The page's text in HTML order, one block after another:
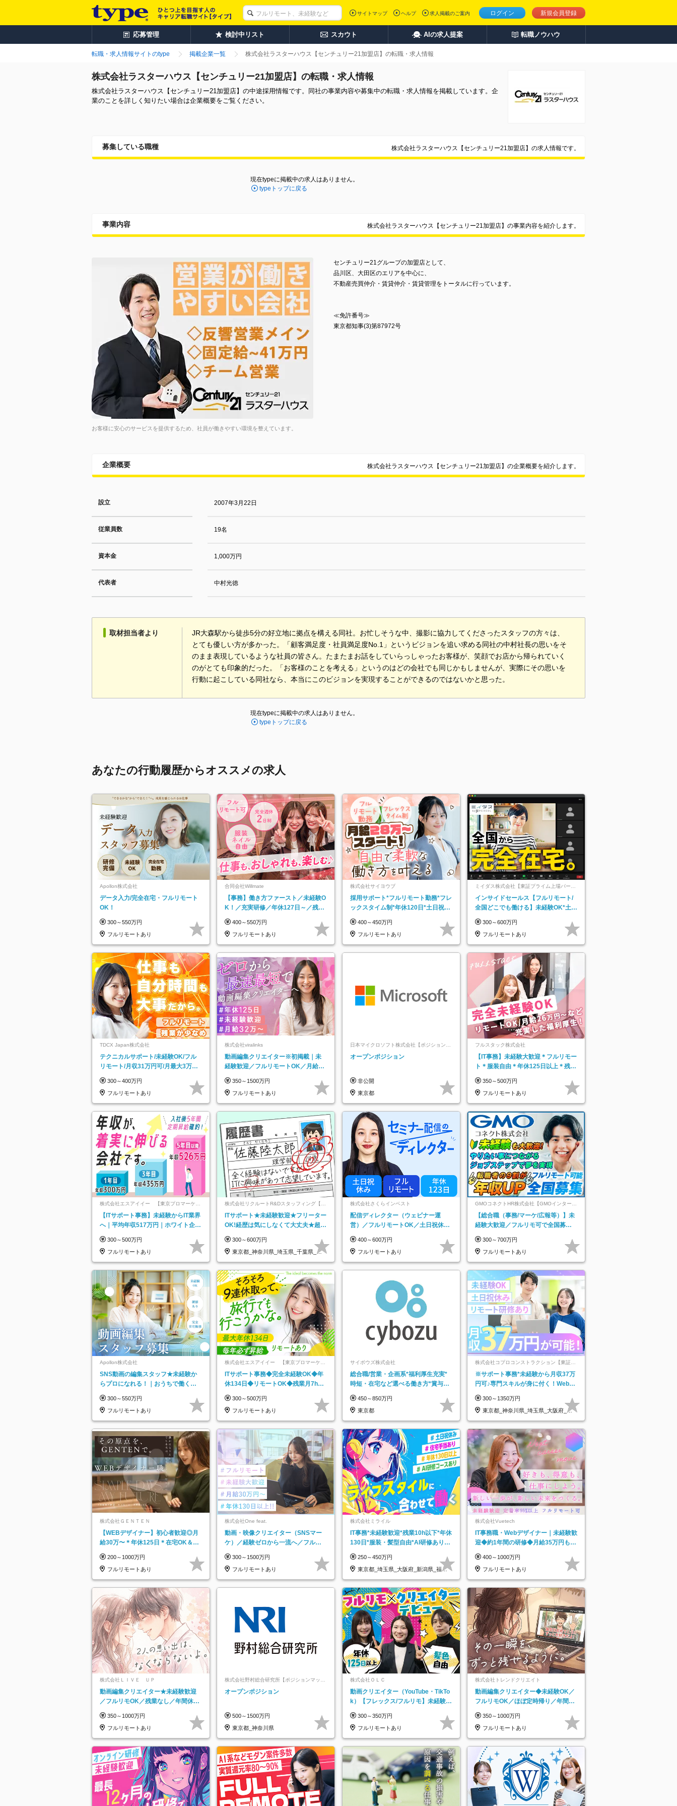
ログイン 新規会員登録
サイトマップ ヘルプ 求人掲載のご案内
応募管理 検討中リスト スカウト AIの求人提案 転職ノウハウ
転職・求人情報サイトのtype 掲載企業一覧 株式会社ラスターハウス【センチュリー21加盟店】の転職・求人情報
株式会社ラスターハウス【センチュリー21加盟店】の転職・求人情報
株式会社ラスターハウス【センチュリー21加盟店】の中途採用情報です。同社の事業内容や募集中の転職・求人情報を掲載しています。企
業のことを詳しく知りたい場合は企業概要をご覧ください。
募集している職種 株式会社ラスターハウス【センチュリー21加盟店】の求人情報です。
現在typeに掲載中の求人はありません。
typeトップに戻る
事業内容 株式会社ラスターハウス【センチュリー21加盟店】の事業内容を紹介します。
お客様に安心のサービスを提供するため、社員が働きやすい環境を整えています。
センチュリー21グループの加盟店として、
品川区、大田区のエリアを中心に、
不動産売買仲介・賃貸仲介・賃貸管理をトータルに行っています。
≪免許番号≫
東京都知事(3)第87972号
企業概要 株式会社ラスターハウス【センチュリー21加盟店】の企業概要を紹介します。
設立 2007年3月22日
従業員数 19名
資本金 1,000万円
代表者 中村光徳
取材担当者より
JR大森駅から徒歩5分の好立地に拠点を構える同社。お忙しそうな中、撮影に協力してくださったスタッフの方々は、
とても優しい方が多かった。「顧客満足度・社員満足度No.1」というビジョンを追い求める同社の中村社長の思いをそ
のまま表現しているような社員の皆さん。たまたまお話をしていらっしゃったお客様が、笑顔でお店から帰られていく
のがとても印象的だった。「お客様のことを考える」というのはどの会社でも同じかもしませんが、実際にその思いを
行動に起こしている同社なら、本当にこのビジョンを実現することができるのではないかと思った。
現在typeに掲載中の求人はありません。
typeトップに戻る
あなたの行動履歴からオススメの求人
Apollon株式会社
データ入力/完全在宅・フルリモート
OK！
300～550万円
フルリモートあり
合同会社Willmate
【事務】働き方ファースト／未経験O
K！／充実研修／年休127日～／残業
400～550万円
フルリモートあり
株式会社サイヨウブ
採用サポート*フルリモート勤務*フレ
ックスタイム制*年休120日*土日祝休
400～450万円
フルリモートあり
ミイダス株式会社【東証プライム上場パーソ
インサイドセールス【フルリモート/
全国どこでも働ける】未経験OK*土日
300～600万円
フルリモートあり
TDCX Japan株式会社
テクニカルサポート/未経験OK/フル
リモート/月収31万円可/月最大3万の
300～400万円
フルリモートあり
株式会社viralinks
動画編集クリエイター※初掲載｜未
経験歓迎／フルリモートOK／月給32
350～1500万円
フルリモートあり
日本マイクロソフト株式会社【ポジションマ
ッチ登録】
オープンポジション
非公開
東京都
フルスタック株式会社
【IT事務】未経験大歓迎＊フルリモー
ト＊服装自由＊年休125日以上＊残業
350～500万円
フルリモートあり
株式会社エスアイイー 【東京プロマーケッ
ト上場】
【ITサポート事務】未経験からIT業界
へ｜平均年収517万円｜ホワイト企業
300～500万円
フルリモートあり
株式会社リクルートR&Dスタッフィング【リ
クルートグループ】
ITサポート★未経験歓迎★フリーター
OK!経歴は気にしなくて大丈夫★超大
300～600万円
東京都_神奈川県_埼玉県_千葉県_大
阪府…
株式会社さくらインベスト
配信ディレクター（ウェビナー運
営）／フルリモートOK／土日祝休み
400～600万円
フルリモートあり
GMOコネクトHR株式会社【GMOインターネ
ットグループ】
【総合職（事務/マーケ/広報等）】未
経験大歓迎／フルリモ可で全国募
★
300～700万円
フルリモートあり
Apollon株式会社
SNS動画の編集スタッフ★未経験か
らプロになれる！｜おうちで働くフ
300～550万円
フルリモートあり
株式会社エスアイイー 【東京プロマーケッ
ITサポート事務◆完全未経験OK◆年
休134日◆リモートOK◆残業月7h以
300～500万円
フルリモートあり
サイボウズ株式会社
総合職/営業・企画系*福利厚生充実*
時短・在宅など選べる働き方*賞与年
450～850万円
東京都
株式会社コプロコンストラクション【東証プ
ライム上場コプロ・ホールディングス子会
社】
※サポート事務*未経験から月収37万
円可♪専門スキルが身に付く！Web面
300～1350万円
東京都_神奈川県_埼玉県_大阪府_愛
知県…
株式会社ＧＥＮＴＥＮ
【WEBデザイナー】初⼼者歓迎◎⽉
給30万〜＊年休125⽇＊在宅OK＆研
200～1000万円
フルリモートあり
株式会社One feat.
動画・映像クリエイター（SNSマー
ケ）／経験ゼロから一流へ／フルリ
日以上
300～1500万円
フルリモートあり
株式会社ミライル
IT事務*未経験歓迎*残業10h以下*年休
130日*服装・髪型自由*AI研修あり*
250～450万円
東京都_埼玉県_大阪府_新潟県_福岡
県
株式会社Vuetech
IT事務職・Webデザイナー｜未経験歓
迎◆約1年間の研修◆月給35万円も可
400～1000万円
フルリモートあり
株式会社ＬＩＶＥ ＵＰ
動画編集クリエイター★未経験歓迎
／フルリモOK／残業なし／年間休日
実で安心
350～1000万円
フルリモートあり
株式会社野村総合研究所【ポジションマッチ
オープンポジション
500～1500万円
東京都_神奈川県
株式会社ＯＬＣ
動画クリエイター（YouTube・TikTo
k）【フレックス/フルリモ】未経験O
300～350万円
フルリモートあり
株式会社トレンドクリエイト
動画編集クリエイター◆未経験OK／
フルリモOK／ほぼ定時帰り／年間休
OK
350～1000万円
フルリモートあり